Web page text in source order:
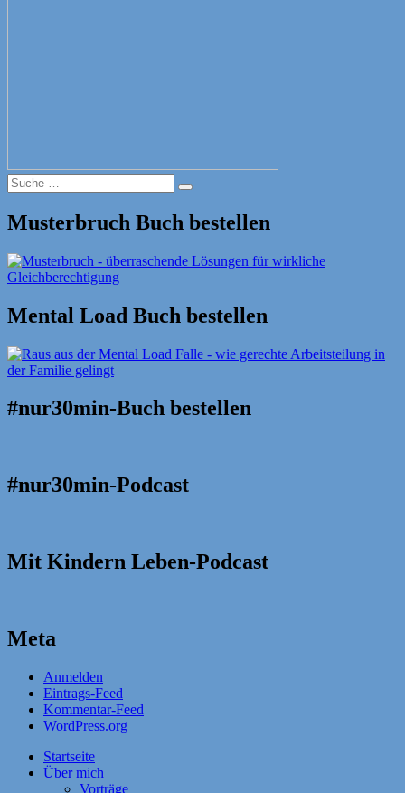
Suche
nach:
Suche
Musterbruch Buch bestellen
Mental Load Buch bestellen
#nur30min-Buch bestellen
#nur30min-Podcast
Mit Kindern Leben-Podcast
Meta
Anmelden
Eintrags-Feed
Kommentar-Feed
WordPress.org
Startseite
Über mich
Vorträge